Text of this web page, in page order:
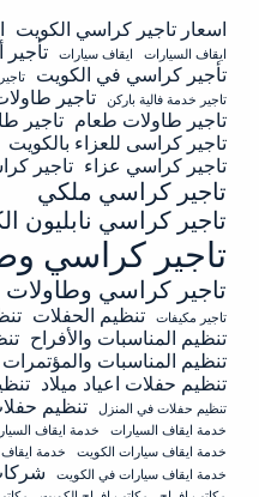
اسعار تاجير كراسي الكويت
ايقاف السيارات ايقاف سيارات
تأجير كراسي في الكويت
تاجير خدمة فالية باركن
تاجير
تاجير طاولات طعام تاجير
تاجير كراسى للعزاء بالكويت
تاجير كراسي عزاء تاجير
تاجير كراسي ملكي
تاجير كراسي نابليون
تاجير كراسي
تاجير كراسي وطاولات
تاجير مكيفات
تنظيم الحفلات
تنظيم المناسبات والأفراح
تنظيم المناسبات والمؤتمرات
تنظيم حفلات اعياد ميلاد
تنظيم حفلات في المنزل تنظيم
خدمة ايقاف السيارات خدمة ايقاف
خدمة ايقاف سيارات الكويت
خدمة ايقاف
خدمة ايقاف سيارات في الكويت